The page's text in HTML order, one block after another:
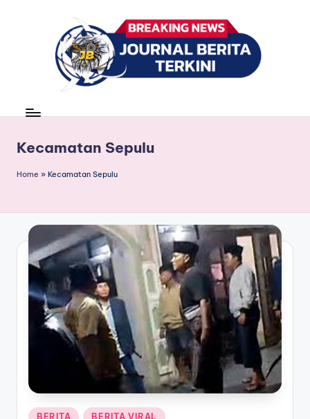
r
n
l
B
e
ri
news
Kecamatan Sepulu
Home » Kecamatan Sepulu
Posted
BERITA BERITA VIRAL